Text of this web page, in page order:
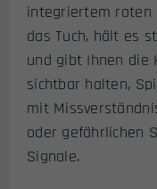
integriertem roten
das Tuch, hält es
und gibt Ihnen die
sichtbar halten,
mit
oder gefährlichen
Signale.